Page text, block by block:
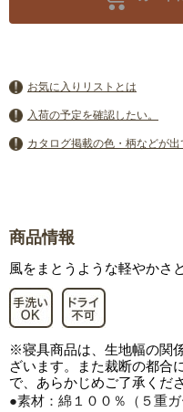
お気に入りリストとは
入荷の予定を確認したい。
カタログ掲載の色・柄などが
商品情報
風をまとうような軽やかさ
※寝具商品は、生地幅の関
ざいます。また裁断の都合
で、あらかじめご了承くださ
●素材：綿１００％（５重ガ